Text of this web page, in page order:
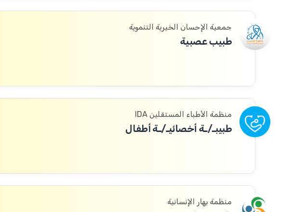
جمعية الإحسان الخيرية التنموية
طبيب عصبية
منظمة الأطباء المستقلين IDA
طبيبـ/ـة أخصائيـ/ـة أطفال
منظمة بهار الإنسانية